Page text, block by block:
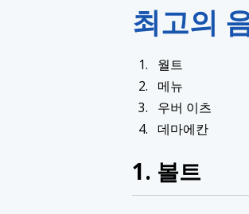
최고의
월트
메뉴
우버 이츠
데마에칸
1. 볼트